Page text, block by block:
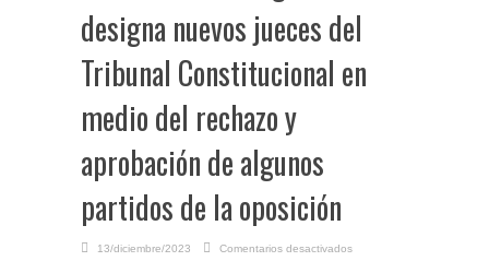
designa nuevos jueces del
Tribunal Constitucional en
medio del rechazo y
aprobación de algunos
partidos de la oposición
13/diciembre/2023 Comentarios desactivados